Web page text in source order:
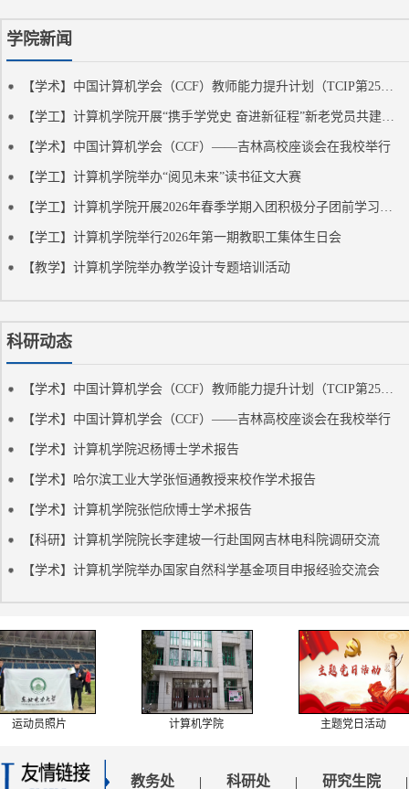
学院新闻
【学术】中国计算机学会（CCF）教师能力提升计划（TCIP第25期）培训班在我校举办
【学工】计算机学院开展“携手学党史 奋进新征程”新老党员共建共话活动
【学术】中国计算机学会（CCF）——吉林高校座谈会在我校举行
【学工】计算机学院举办“阅见未来”读书征文大赛
【学工】计算机学院开展2026年春季学期入团积极分子团前学习教育和考试
【学工】计算机学院举行2026年第一期教职工集体生日会
【教学】计算机学院举办教学设计专题培训活动
科研动态
【学术】中国计算机学会（CCF）教师能力提升计划（TCIP第25期）
【学术】中国计算机学会（CCF）——吉林高校座谈会在我校举行
【学术】计算机学院迟杨博士学术报告
【学术】哈尔滨工业大学张恒通教授来校作学术报告
【学术】计算机学院张恺欣博士学术报告
【科研】计算机学院院长李建坡一行赴国网吉林电科院调研交流
【学术】计算机学院举办国家自然科学基金项目申报经验交流会
动员照片 计算机学院 主题党日活动
教务处 科研处 研究生院